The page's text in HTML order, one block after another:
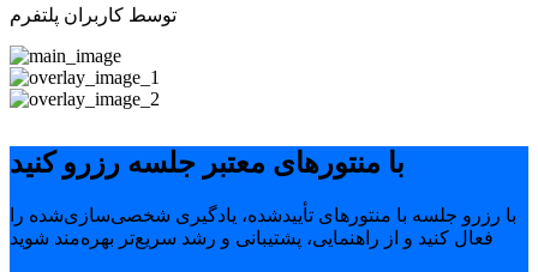
توسط کاربران پلتفرم
با منتورهای معتبر جلسه رزرو کنید
با رزرو جلسه با منتورهای تأییدشده، یادگیری شخصی‌سازی‌شده را
فعال کنید و از راهنمایی، پشتیبانی و رشد سریع‌تر بهره‌مند شوید